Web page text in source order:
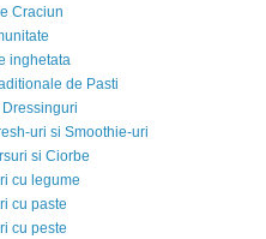
Craciun
inghetata
de Pasti
uri si Smoothie-uri
si Ciorbe
cu legume
cu paste
cu peste